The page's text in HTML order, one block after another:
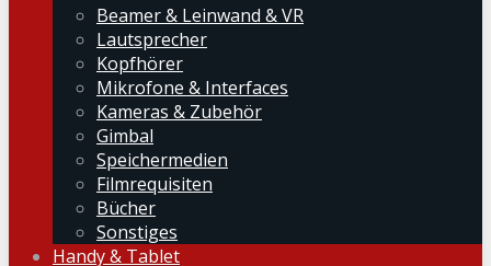
Beamer & Leinwand & VR
Lautsprecher
Kopfhörer
Mikrofone & Interfaces
Kameras & Zubehör
Gimbal
Speichermedien
Filmrequisiten
Bücher
Sonstiges
Handy & Tablet